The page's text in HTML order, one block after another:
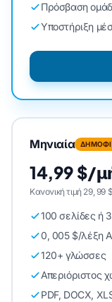
Πρόσβαση
Υποστήριξη
Μηνιαία
14,99 $/
Κανονική τιμή 29,
100 σελίδες ή
0, 005 $/λέξη
120+ γλώσσες
Απεριόριστος
PDF, DOCX,